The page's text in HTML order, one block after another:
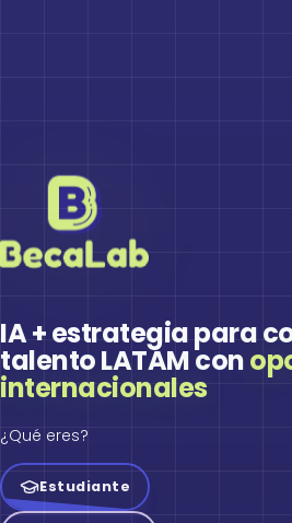
IA + estrategia para
talento LATAM con
internacionales
¿Qué eres?
Estudiante